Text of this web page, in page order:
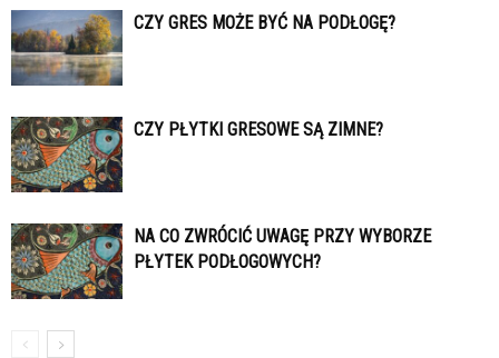
CZY GRES MOŻE BYĆ NA PODŁOGĘ?
CZY PŁYTKI GRESOWE SĄ ZIMNE?
NA CO ZWRÓCIĆ UWAGĘ PRZY WYBORZE
PŁYTEK PODŁOGOWYCH?